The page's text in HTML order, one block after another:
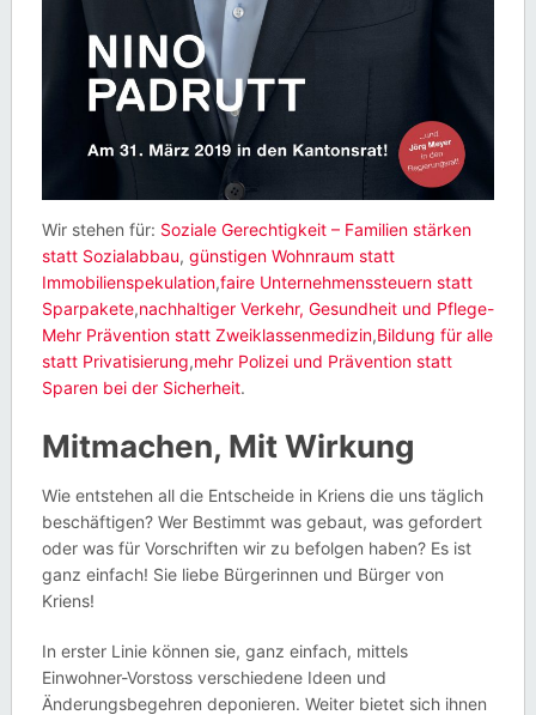
Wir stehen für: Soziale Gerechtigkeit – Familien stärken
statt Sozialabbau, günstigen Wohnraum statt
Immobilienspekulation,faire Unternehmenssteuern statt
Sparpakete,nachhaltiger Verkehr, Gesundheit und Pflege-
Mehr Prävention statt Zweiklassenmedizin,Bildung für alle
statt Privatisierung,mehr Polizei und Prävention statt
Sparen bei der Sicherheit.
Mitmachen, Mit Wirkung
Wie entstehen all die Entscheide in Kriens die uns täglich
beschäftigen? Wer Bestimmt was gebaut, was gefordert
oder was für Vorschriften wir zu befolgen haben? Es ist
ganz einfach! Sie liebe Bürgerinnen und Bürger von
Kriens!
In erster Linie können sie, ganz einfach, mittels
Einwohner-Vorstoss verschiedene Ideen und
Änderungsbegehren deponieren. Weiter bietet sich ihnen